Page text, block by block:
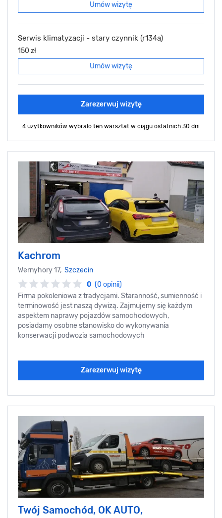
Umów wizytę
Serwis klimatyzacji - stary czynnik (r134a)
150 zł
Umów wizytę
Zarezerwuj wizytę
4 użytkowników wybrało ten warsztat w ciągu ostatnich 30 dni
Kachrom
Wernyhory 17, Szczecin
0 (0 opinii)
Firma pokoleniowa z tradycjami. Staranność, sumienność i
terminowość jest naszą dywizą. Zajmujemy się każdym
aspektem naprawy pojazdów samochodowych,
posiadamy osobne stanowisko do wykonywania
konserwacji podwozia samochodowych
Zarezerwuj wizytę
Twój Samochód, OK AUTO,